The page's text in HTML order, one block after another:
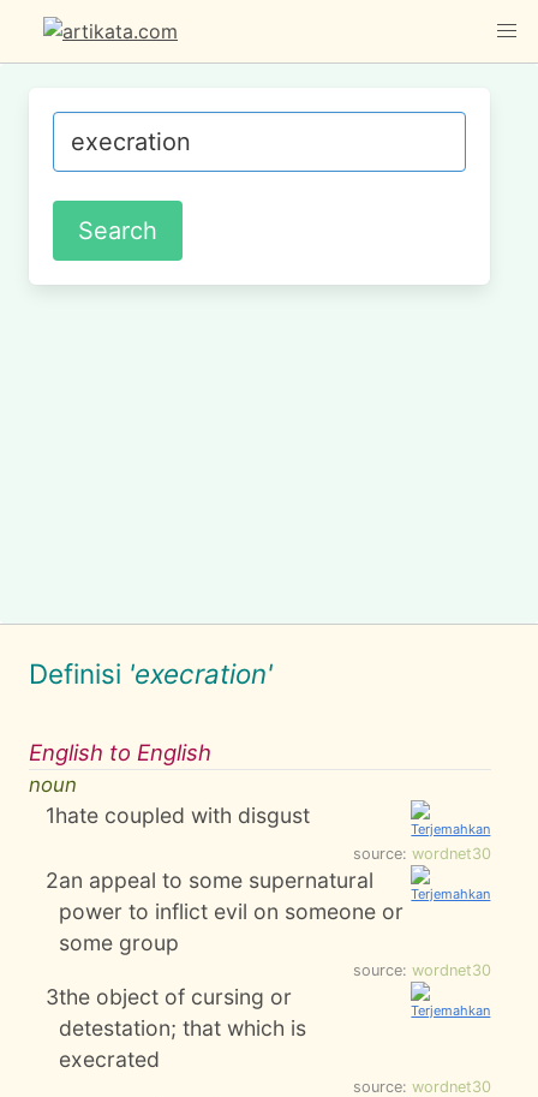
Definisi 'execration'
English to English
noun
1hate coupled with disgust
source: wordnet30
2an appeal to some supernatural
power to inflict evil on someone or
some group
source: wordnet30
3the object of cursing or
detestation; that which is
execrated
source: wordnet30